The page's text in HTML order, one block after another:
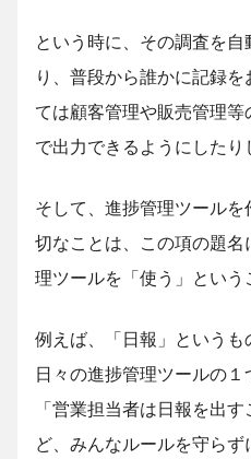
という時に、その調査を
り、普段から誰かに記録
ては顧客管理や販売管理
で出力できるようにしたり
そして、進捗管理ツール
切なことは、この項の題
理ツールを「使う」という
例えば、「日報」というも
日々の進捗管理ツールの１
「営業担当者は日報を出
ど、みんなルールを守ら